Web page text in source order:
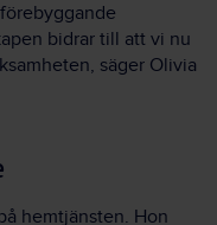
bidrar till att vi nu
säger Olivia
hemtjänsten. Hon